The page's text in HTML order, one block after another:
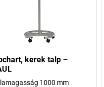
kerek talp –
1000 mm